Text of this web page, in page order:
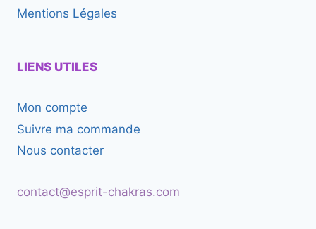
Mentions Légales
LIENS UTILES
Mon compte
Suivre ma commande
Nous contacter
contact@esprit-chakras.com